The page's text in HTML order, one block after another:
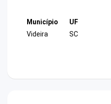
Município
Videira
UF
SC